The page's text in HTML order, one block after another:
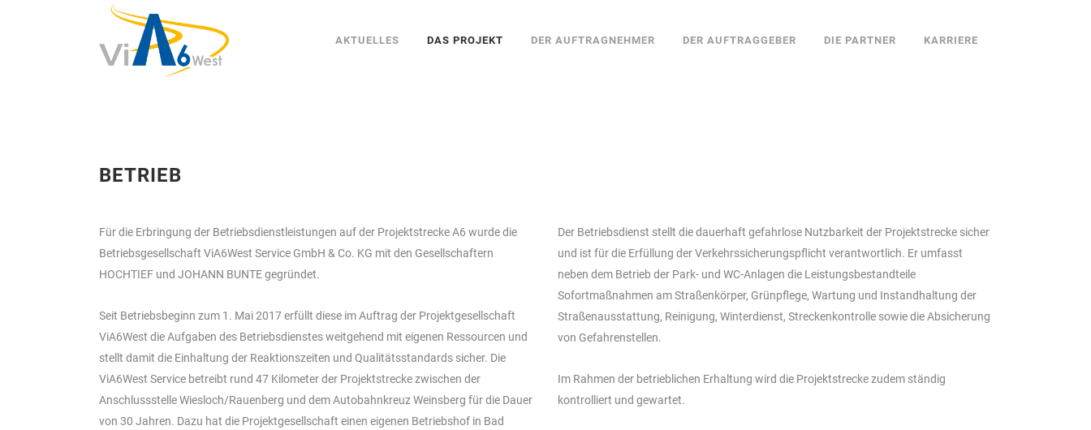
AKTUELLES DAS PROJEKT DER AUFTRAGNEHMER DER AUFTRAGGEBER DIE PARTNER KARRIERE
BETRIEB
Für die Erbringung der Betriebsdienstleistungen auf der Projektstrecke A6 wurde die
Betriebsgesellschaft ViA6West Service GmbH & Co. KG mit den Gesellschaftern
HOCHTIEF und JOHANN BUNTE gegründet.
Seit Betriebsbeginn zum 1. Mai 2017 erfüllt diese im Auftrag der Projektgesellschaft
ViA6West die Aufgaben des Betriebsdienstes weitgehend mit eigenen Ressourcen und
stellt damit die Einhaltung der Reaktionszeiten und Qualitätsstandards sicher. Die
ViA6West Service betreibt rund 47 Kilometer der Projektstrecke zwischen der
Anschlussstelle Wiesloch/Rauenberg und dem Autobahnkreuz Weinsberg für die Dauer
von 30 Jahren. Dazu hat die Projektgesellschaft einen eigenen Betriebshof in Bad
Der Betriebsdienst stellt die dauerhaft gefahrlose Nutzbarkeit der Projektstrecke sicher
und ist für die Erfüllung der Verkehrssicherungspflicht verantwortlich. Er umfasst
neben dem Betrieb der Park- und WC-Anlagen die Leistungsbestandteile
Sofortmaßnahmen am Straßenkörper, Grünpflege, Wartung und Instandhaltung der
Straßenausstattung, Reinigung, Winterdienst, Streckenkontrolle sowie die Absicherung
von Gefahrenstellen.
Im Rahmen der betrieblichen Erhaltung wird die Projektstrecke zudem ständig
kontrolliert und gewartet.